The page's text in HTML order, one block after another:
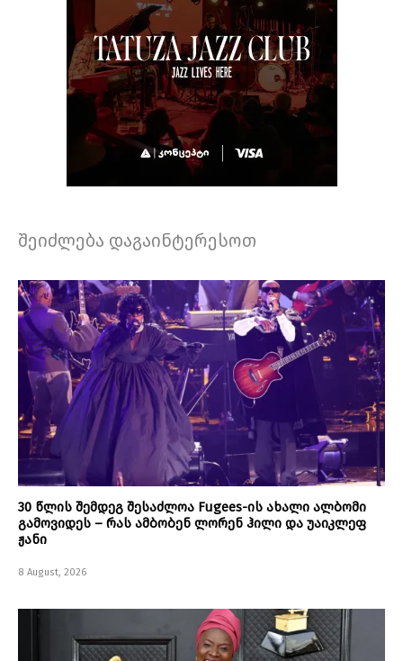
შეიძლება დაგაინტერესოთ
30 წლის შემდეგ შესაძლოა Fugees-ის ახალი ალბომი
გამოვიდეს – რას ამბობენ ლორენ ჰილი და უაიკლეფ
ჟანი
8 August, 2026